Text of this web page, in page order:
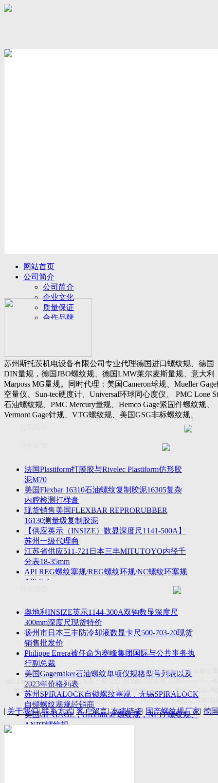
网站首页
公司简介
公司简介
企业文化
质量保证
合作品牌
公司新闻
行业动态
设备展厅
资料下载
视频下载
资料下载
软件下载
苏州斯托茨机电设备有限公司专业代理德国进口螺纹规、德国
DIN量规，德国JBO螺纹规、德国LMW莱尔麦斯量规、意大利
Marposs MG量规。同时代理：美国Cameron球规、Mueller
空量仪、Sun-tec硬度计、Universal环球同心度仪、 PMC Lone
石油螺纹规、PMC Mercury量规、Hemco Gage紧固件螺纹规、
Vermont Gage针规、VTG螺纹规、美国GSG非标螺纹规、
Threadcheck航空螺纹规、 Westport医疗螺纹规、英国
惠氏螺纹规、Tru-thread石油螺纹规、美国Gagemaker单项仪，
士TESA测高仪、德国Mahr马尔粗糙度仪、数显深度尺、东精
影像仪、英国Zodiac gauge、英国Original Gauge螺纹规等。
法国Plastiform打膜胶与Rivelec Plastiform仿形胶
泥M70
美国Flexbar 16310石油螺纹复制胶泥16305复杂
内腔检测打样膏
现货销售美国FLEXBAR REPRORUBBER
16130测量级复制胶泥
【供应英示（INSIZE）数显深度尺1141-500A】
苏州一级代理商
江苏省供应511-721日本三丰MITUTOYO内径千
分表18-35mm
API REG螺纹塞规/REG螺纹环规/NC螺纹环塞规
API 7-2
苏州市万濠卧式投影仪CPJ-3020W/CPJ-4025W代
美国B2段差尺/间隙段差尺GAPSG/NMSG/GRIP-
004/CFM-095代理商
2023年美国Universal Punch圆度仪价格表，国产
定制跳动量仪
波音一季度营收增近三成超预期，近五年季度交
付数量首超空客
奥地利INSIZE英示1144-300A双钩数显深度尺
300mm深度尺现货特价
扬州市日本三丰防冷却液数显卡尺500-703-20现货
销售批发价
Philippe Errera被任命为赛峰集团国际与公共事务执
行副总裁
美国Gagemaker石油螺纹单项仪规格型号列表以及
2023年价格列表
苏州SPIRALOCK自锁螺纹塞规，无锡SPIRALOCK
自锁螺纹塞规经销商
美国GF GAGE，Greenfield 螺纹规，NPTF螺纹规、
ANPT螺纹规
Copyright(C)2026-2027苏州斯托茨机电设备有限公司
API Thread Gage, Sitemap,定制国产螺纹规
莱尔麦斯量规,德国 LMW量规,国产爱克母螺纹规 ,国产Acme 螺纹规,HBPV
Titecswiss螺纹规 ,API GAGE
| 关于我们|联系方式| 客户留言|友情链接| 国产螺纹规厂家| 德